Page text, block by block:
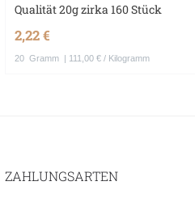
Qualität 20g zirka 160 Stück
2,22 €
20 Gramm | 111,00 € / Kilogramm
ZAHLUNGSARTEN